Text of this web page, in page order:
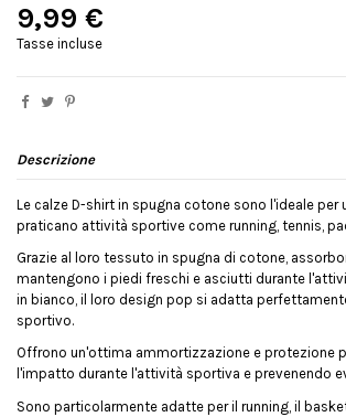
9,99 €
Tasse incluse
Descrizione
Le calze D-shirt in spugna cotone sono l'ideale per
praticano attività sportive come running, tennis,
Grazie al loro tessuto in spugna di cotone,
mantengono i piedi freschi e asciutti durante
in bianco, il loro design pop si adatta
sportivo.
Offrono un'ottima ammortizzazione e protezione
l'impatto durante l'attività sportiva e prevenendo
Sono particolarmente adatte per il running, il